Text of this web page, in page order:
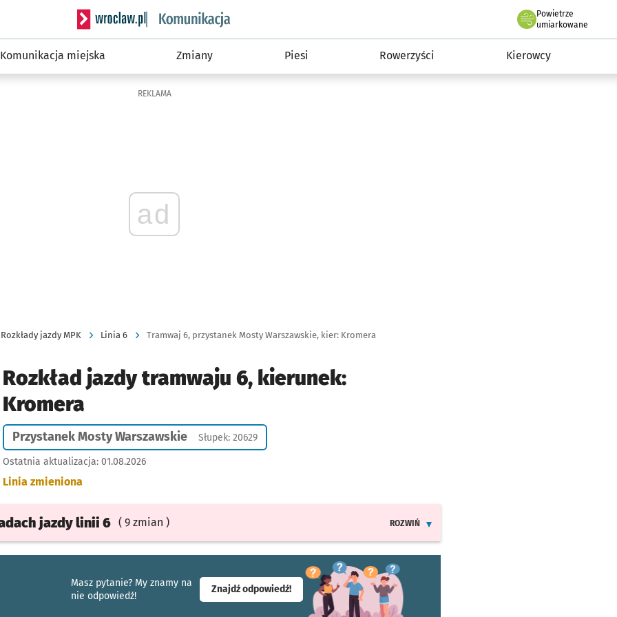
Serwis informacyjny wroclaw.pl podserwis: Komunikacja
Powietrze
we Wrocławiu
umiarkowane
Komunikacja miejska Zmiany Piesi Rowerzyści Kierowcy
REKLAMA
ad
Rozkłady jazdy MPK Linia 6 Tramwaj 6, przystanek Mosty Warszawskie, kier: Kromera
Rozkład jazdy tramwaju 6, kierunek:
Kromera
Przystanek Mosty Warszawskie Słupek: 20629
Ostatnia aktualizacja: 01.08.2026
Linia zmieniona
jazdylinii 6 ( 9 zmian )
ROZWIŃ
Masz pytanie? My znamy na
nie odpowiedź!
Znajdź odpowiedź!- otworzy się w nowej karcie